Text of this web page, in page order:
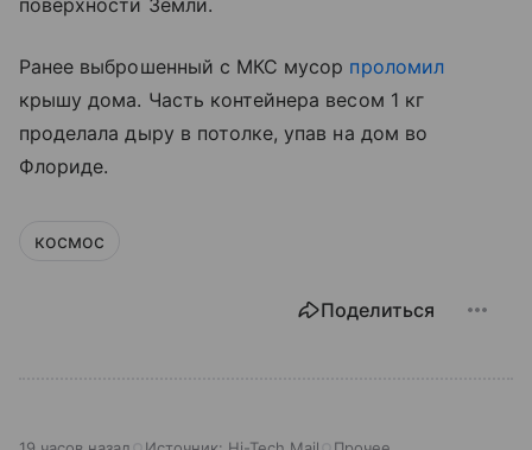
Ранее выброшенный с МКС мусор проломил
крышу дома. Часть контейнера весом 1 кг
проделала дыру в потолке, упав на дом во
Флориде.
космос
Поделиться